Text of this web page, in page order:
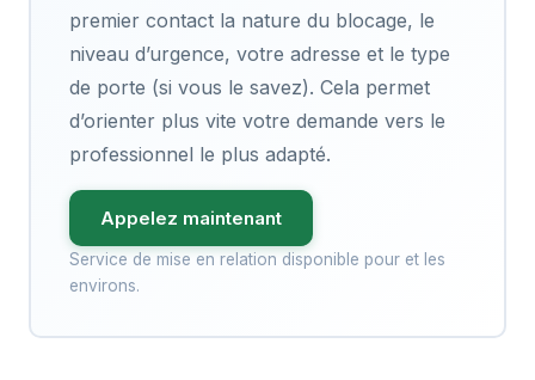
premier contact la nature du blocage, le
niveau d’urgence, votre adresse et le type
de porte (si vous le savez). Cela permet
d’orienter plus vite votre demande vers le
professionnel le plus adapté.
Appelez maintenant
Service de mise en relation disponible pour et les
environs.